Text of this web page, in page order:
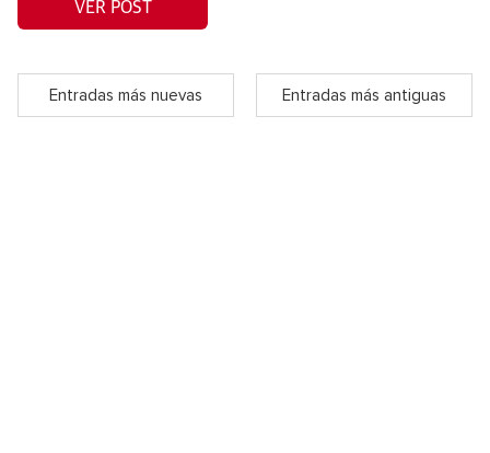
VER POST
Entradas más nuevas Entradas más antiguas